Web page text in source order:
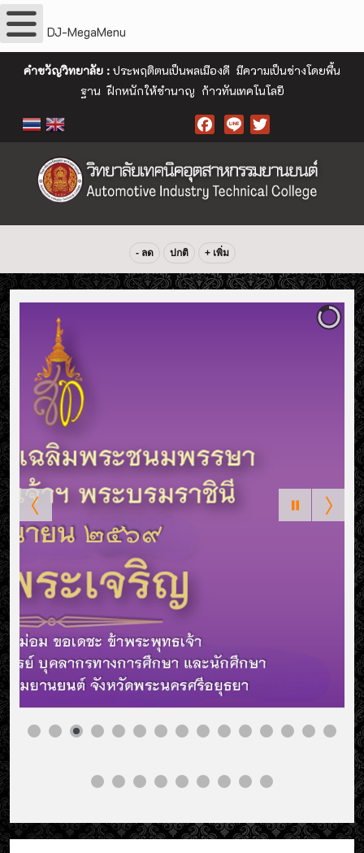
DJ-MegaMenu
คำขวัญวิทยาลัย : ประพฤติตนเป็นพลเมืองดี มีความเป็นช่างโดยพื้น
ฐาน ฝึกหนักให้ชำนาญ ก้าวทันเทคโนโลยี
- ลด ปกติ + เพิ่ม